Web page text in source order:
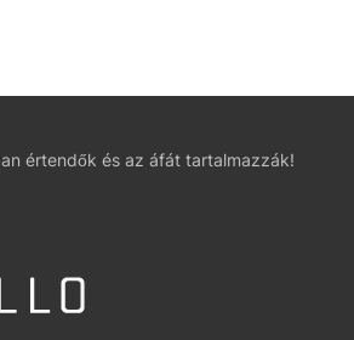
értendők és az áfát tartalmazzák!